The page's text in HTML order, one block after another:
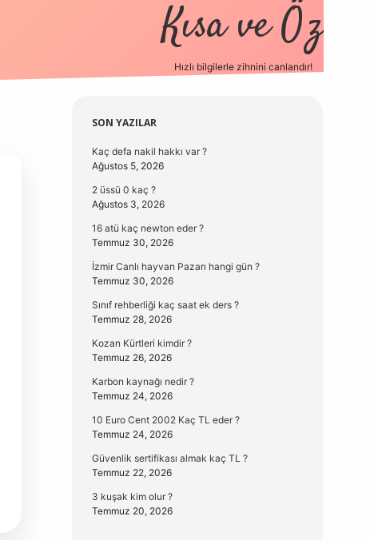
Kısa ve Öz
Hızlı bilgilerle zihnini canlandır!
Sidebar
SON YAZILAR
Kaç defa nakil hakkı var ?
Ağustos 5, 2026
2 üssü 0 kaç ?
Ağustos 3, 2026
16 atü kaç newton eder ?
Temmuz 30, 2026
İzmir Canlı hayvan Pazarı hangi gün ?
Temmuz 30, 2026
Sınıf rehberliği kaç saat ek ders ?
Temmuz 28, 2026
Kozan Kürtleri kimdir ?
Temmuz 26, 2026
Karbon kaynağı nedir ?
Temmuz 24, 2026
10 Euro Cent 2002 Kaç TL eder ?
Temmuz 24, 2026
Güvenlik sertifikası almak kaç TL ?
Temmuz 22, 2026
3 kuşak kim olur ?
Temmuz 20, 2026